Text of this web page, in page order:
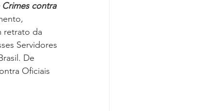
contra
retrato da
Servidores
De
Oficiais